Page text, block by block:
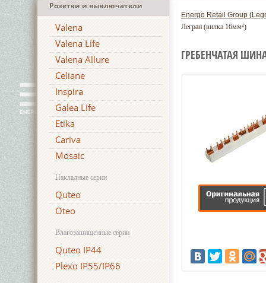
Розетки и выключатели
Valena
Valena Life
Valena Allure
Celiane
Inspira
Galea Life
Etika
Cariva
Mosaic
Накладные серии
Quteo
Oteo
Влагозащищенные серии
Quteo IP44
Plexo IP55/IP66
Energo Retail Group
Легран (вилка 16мм²)
ГРЕБЕНЧАТАЯ